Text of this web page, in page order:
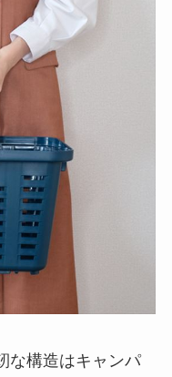
な構造はキャンパ